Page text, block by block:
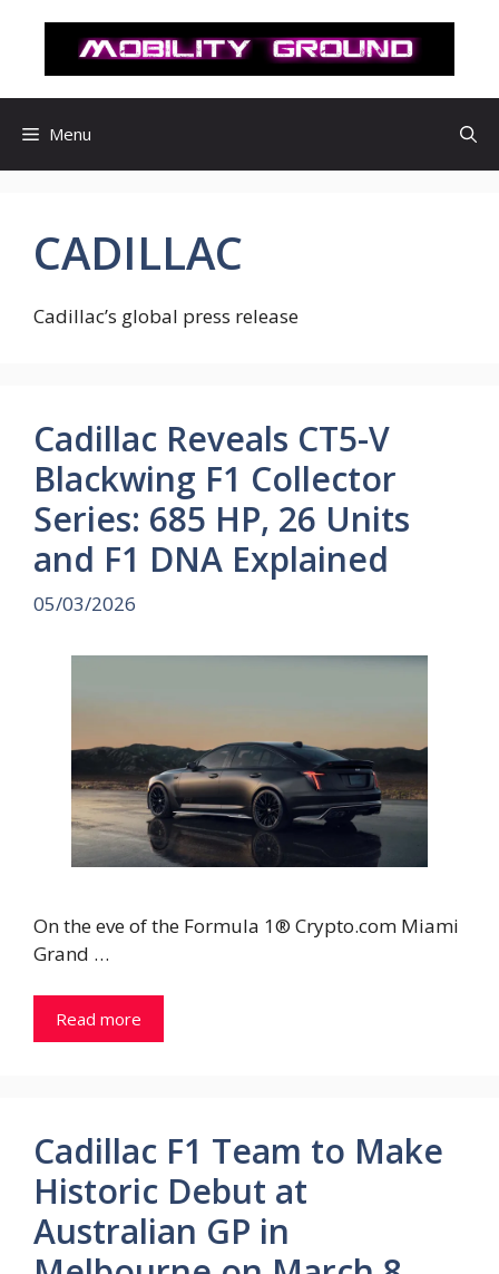
로
Menu
CADILLAC
Cadillac’s global press release
Cadillac Reveals CT5-V
Blackwing F1 Collector
Series: 685 HP, 26 Units
and F1 DNA Explained
05/03/2026
On the eve of the Formula 1® Crypto.com Miami
Grand …
Read more
Cadillac F1 Team to Make
Historic Debut at
Australian GP in